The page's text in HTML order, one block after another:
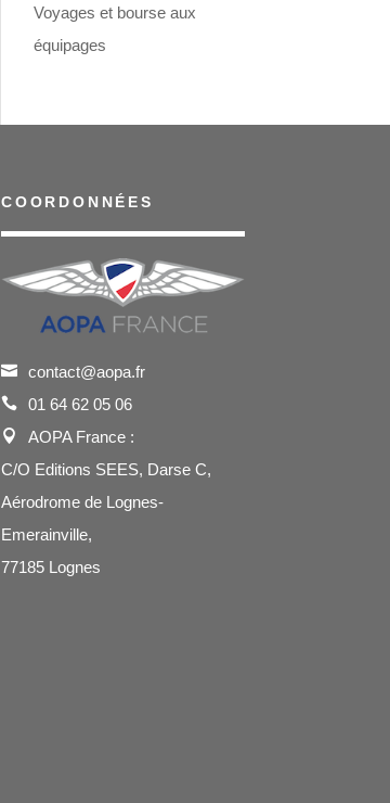
Voyages et bourse aux
équipages
COORDONNÉES
contact@aopa.fr
01 64 62 05 06
AOPA France :
C/O Editions SEES, Darse C,
Aérodrome de Lognes-
Emerainville,
77185 Lognes